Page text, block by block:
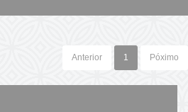
Anterior 1 Póximo